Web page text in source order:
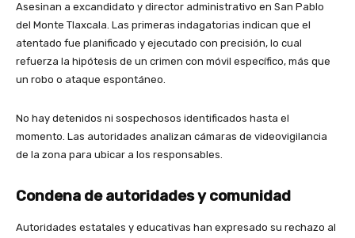
Asesinan a excandidato y director administrativo en San Pablo
del Monte Tlaxcala. Las primeras indagatorias indican que el
atentado fue planificado y ejecutado con precisión, lo cual
refuerza la hipótesis de un crimen con móvil específico, más que
un robo o ataque espontáneo.
No hay detenidos ni sospechosos identificados hasta el
momento. Las autoridades analizan cámaras de videovigilancia
de la zona para ubicar a los responsables.
Condena de autoridades y comunidad
Autoridades estatales y educativas han expresado su rechazo al